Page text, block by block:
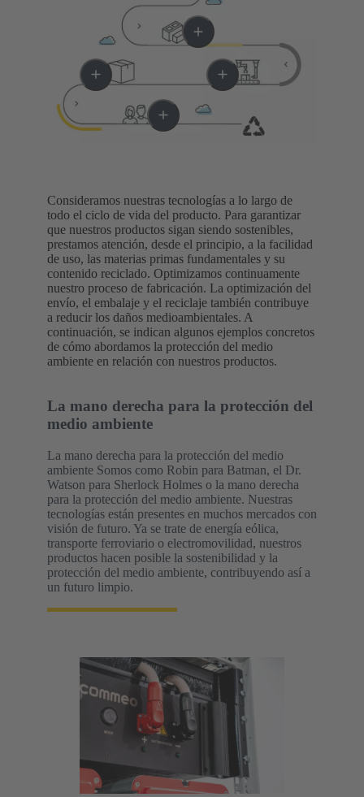
Consideramos nuestras tecnologías a lo largo de
todo el ciclo de vida del producto. Para garantizar
que nuestros productos sigan siendo sostenibles,
prestamos atención, desde el principio, a la facilidad
de uso, las materias primas fundamentales y su
contenido reciclado. Optimizamos continuamente
nuestro proceso de fabricación. La optimización del
envío, el embalaje y el reciclaje también contribuye
a reducir los daños medioambientales. A
continuación, se indican algunos ejemplos concretos
de cómo abordamos la protección del medio
ambiente en relación con nuestros productos.
La mano derecha para la protección del
medio ambiente
La mano derecha para la protección del medio
ambiente Somos como Robin para Batman, el Dr.
Watson para Sherlock Holmes o la mano derecha
para la protección del medio ambiente. Nuestras
tecnologías están presentes en muchos mercados con
visión de futuro. Ya se trate de energía eólica,
transporte ferroviario o electromovilidad, nuestros
productos hacen posible la sostenibilidad y la
protección del medio ambiente, contribuyendo así a
un futuro limpio.